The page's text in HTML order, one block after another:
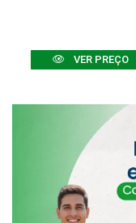
VER PREÇO